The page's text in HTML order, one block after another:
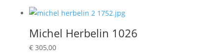
Michel Herbelin 1026
€305,00